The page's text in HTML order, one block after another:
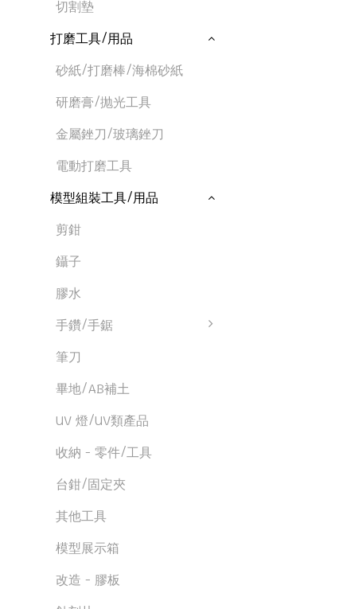
切割墊
打磨工具/用品
砂紙/打磨棒/海棉砂紙
研磨膏/抛光工具
金屬銼刀/玻璃銼刀
電動打磨工具
模型組裝工具/用品
剪鉗
鑷子
膠水
手鑽/手鋸
筆刀
畢地/AB補土
UV 燈/UV類產品
收納 - 零件/工具
台鉗/固定夾
其他工具
模型展示箱
改造 - 膠板